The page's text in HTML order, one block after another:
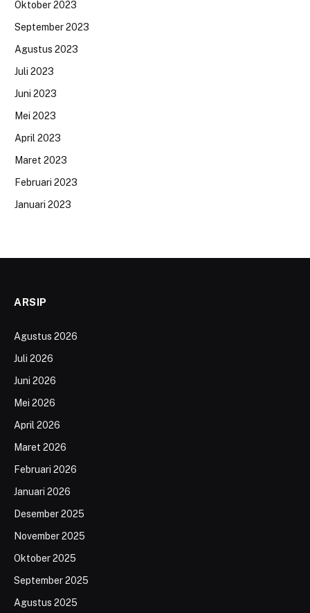
Oktober 2023
September 2023
Agustus 2023
Juli 2023
Juni 2023
Mei 2023
April 2023
Maret 2023
Februari 2023
Januari 2023
ARSIP
Agustus 2026
Juli 2026
Juni 2026
Mei 2026
April 2026
Maret 2026
Februari 2026
Januari 2026
Desember 2025
November 2025
Oktober 2025
September 2025
Agustus 2025